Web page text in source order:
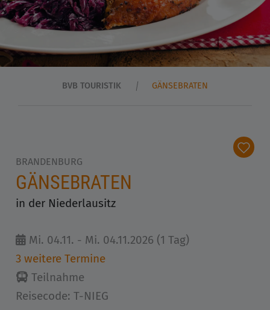
BVB TOURISTIK GÄNSEBRATEN
BRANDENBURG
GÄNSEBRATEN
in der Niederlausitz
Mi. 04.11. - Mi. 04.11.2026 (1 Tag)
3 weitere Termine
Teilnahme
Reisecode: T-NIEG